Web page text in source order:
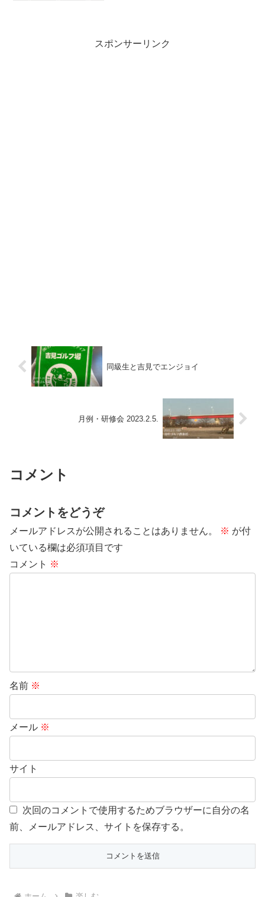
スポンサーリンク
同級生と吉見でエンジョイ
月例・研修会 2023.2.5.
コメント
コメントをどうぞ
メールアドレスが公開されることはありません。 ※ が付
いている欄は必須項目です
コメント ※
名前 ※
メール ※
サイト
次回のコメントで使用するためブラウザーに自分の名
前、メールアドレス、サイトを保存する。